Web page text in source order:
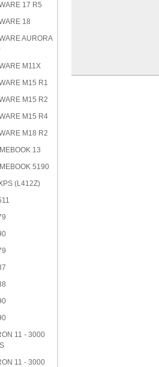
17 R5
18
AURORA
M11X
M15 R1
M15 R2
M15 R4
M18 R2
13
5190
(L412Z)
11 - 3000
11 - 3000